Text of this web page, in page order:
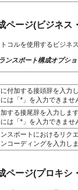
ページ(ビジネス
コルを使用するビジネ
ンスポート構成オプシ
付加する接頭辞を入力
は「*」を入力できま
する接尾辞を入力しま
は「*」を入力できま
スポートにおけるリク
コーディングを入力し
ページ(プロキシ